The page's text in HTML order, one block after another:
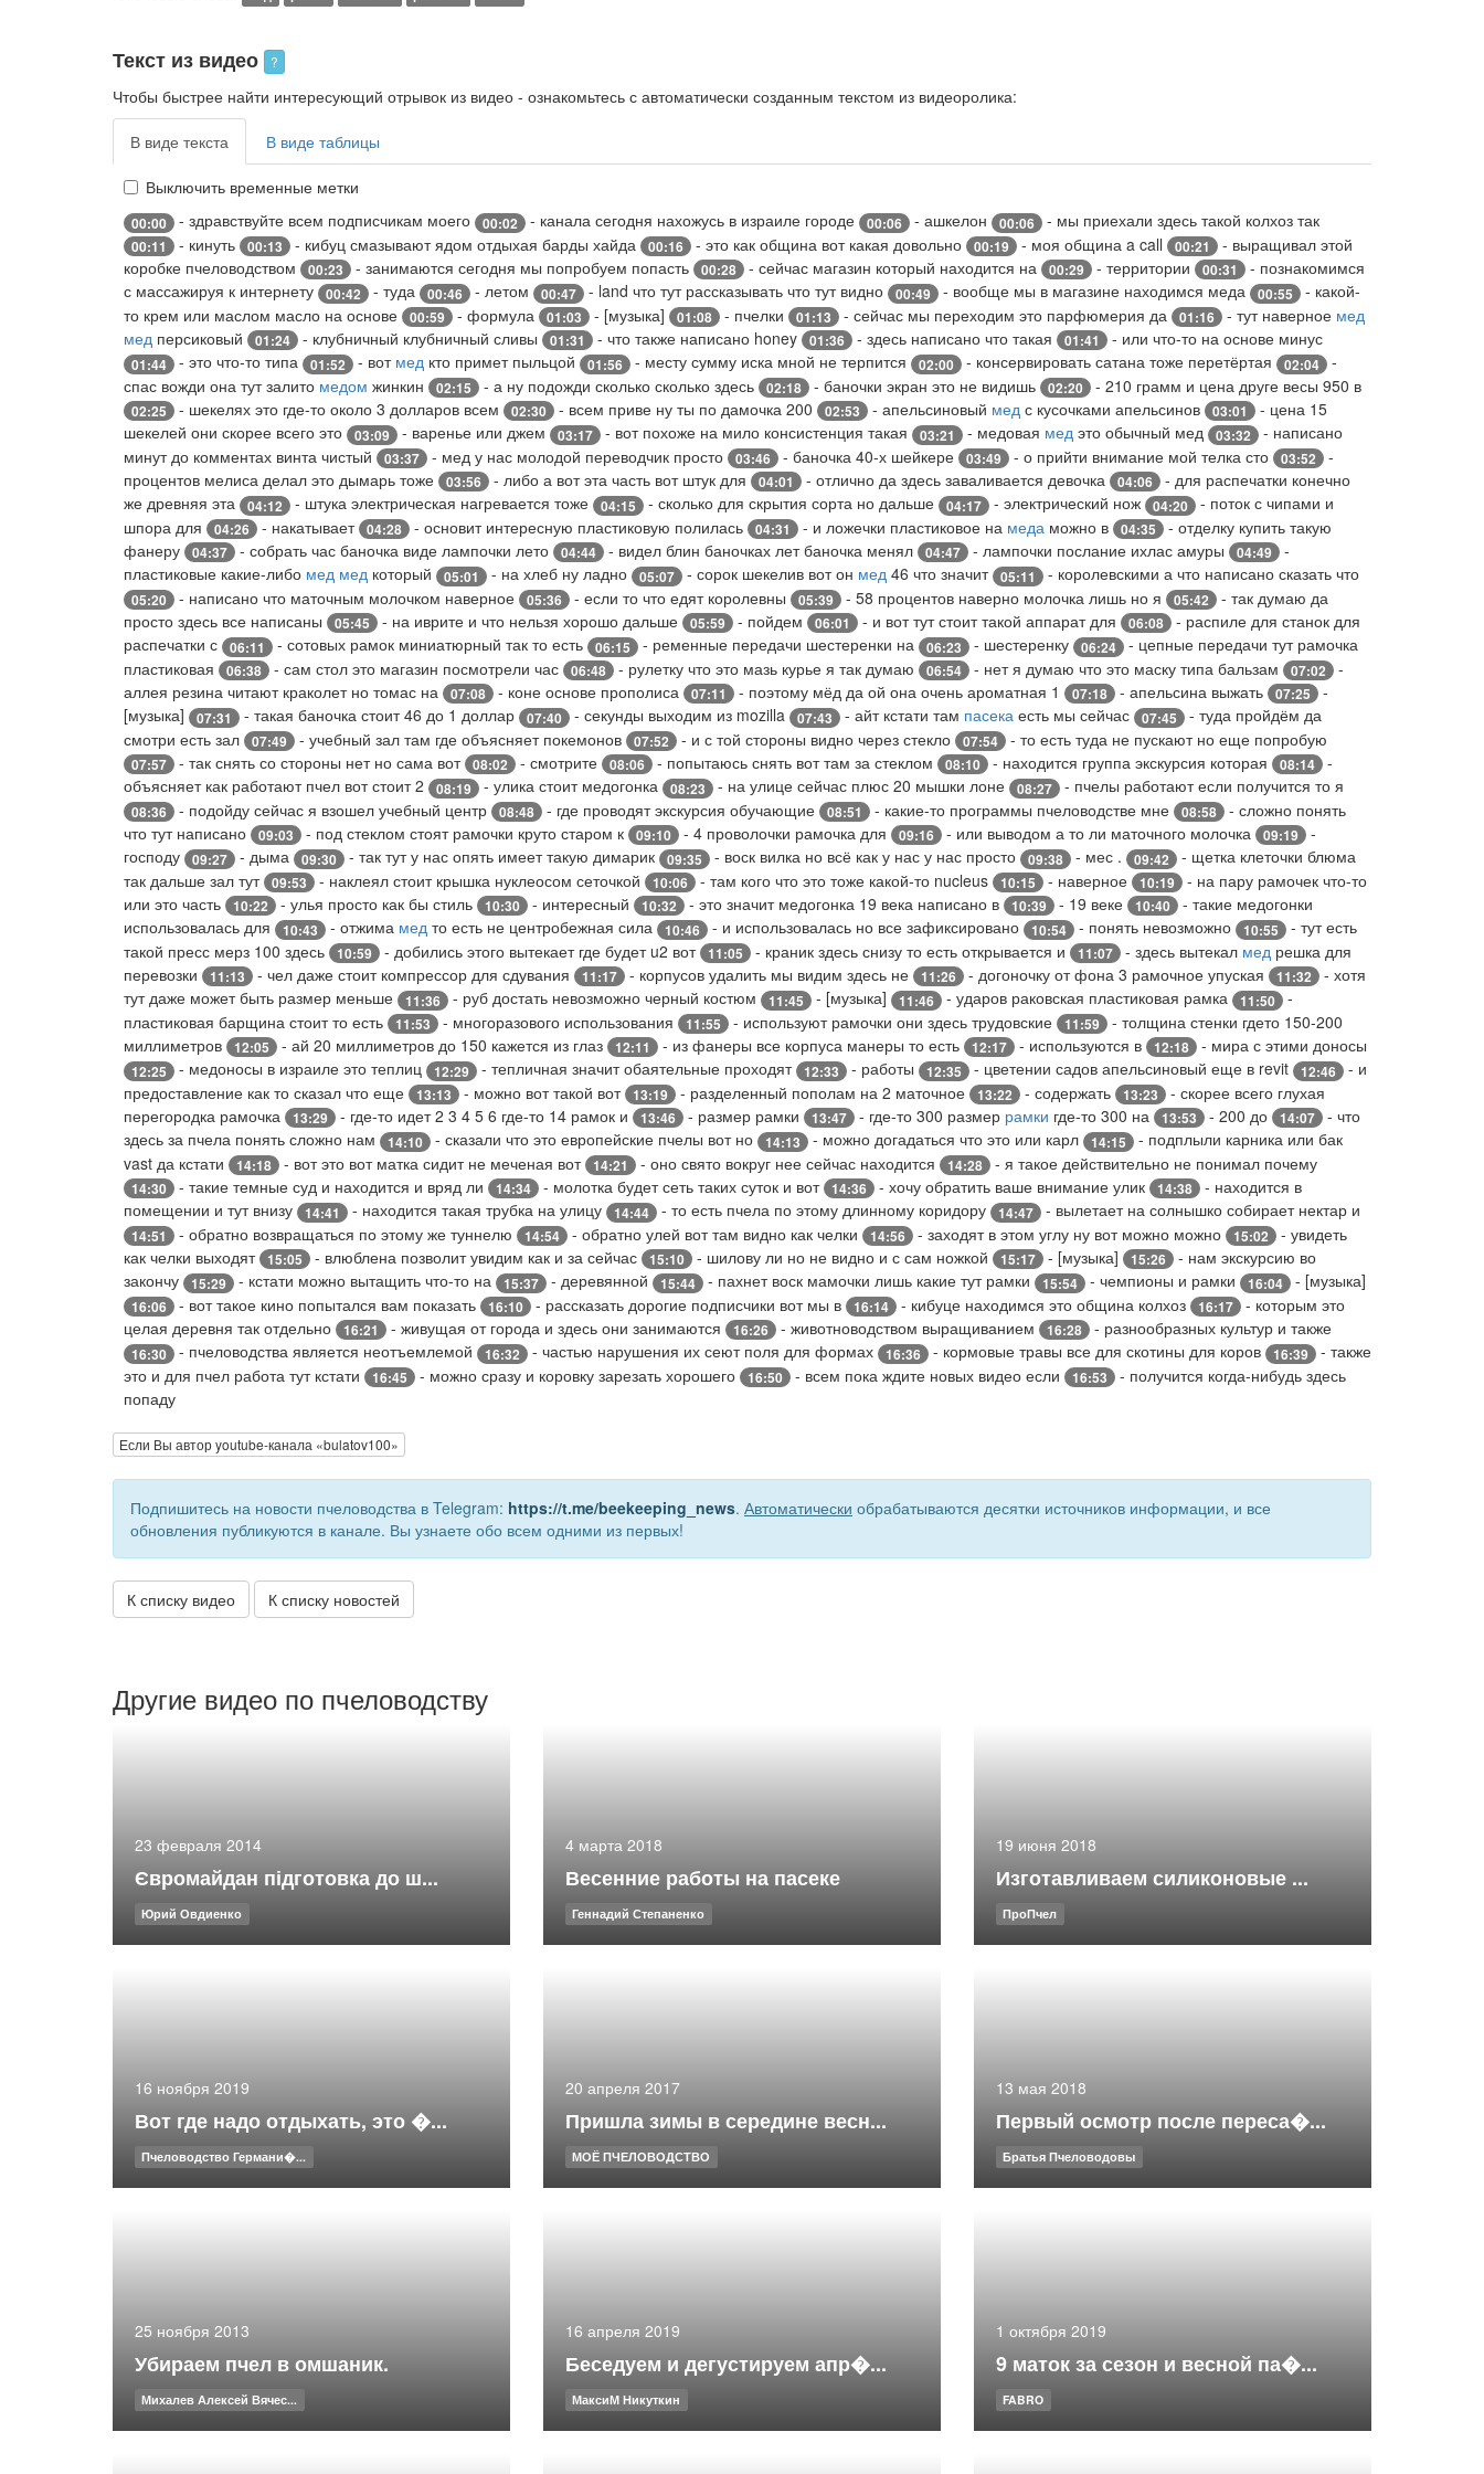
Текст из видео ?
Чтобы быстрее найти интересующий отрывок из видео - ознакомьтесь с автоматически созданным текстом из видеоролика:
В виде текста В виде таблицы
Выключить временные метки
00:00 - здравствуйте всем подписчикам моего 00:02 - канала сегодня нахожусь в израиле городе 00:06 - ашкелон 00:06 - мы приехали здесь такой колхоз так
00:11 - кинуть 00:13 - кибуц смазывают ядом отдыхая барды хайда 00:16 - это как община вот какая довольно 00:19 - моя община a call 00:21
- выращивал этой
коробке пчеловодством
00:23 - занимаются сегодня мы попробуем попасть 00:28 - сейчас магазин который находится на 00:29 - территории 00:31
- познакомимся
с массажируя к интернету
00:42 - туда 00:46 - летом 00:47 - land что тут рассказывать что тут видно 00:49 - вообще мы в магазине находимся меда 00:55
- какой-
то крем или маслом масло на основе
00:59 - формула 01:03 - [музыка] 01:08 - пчелки 01:13 - сейчас мы переходим это парфюмерия да 01:16 - тут наверное мед
мед персиковый 01:24 - клубничный клубничный сливы 01:31 - что также написано honey 01:36 - здесь написано что такая 01:41 - или что-то на основе минус
01:44 - это что-то типа 01:52 - вот мед кто примет пыльцой 01:56 - месту сумму иска мной не терпится 02:00 - консервировать сатана тоже перетёртая 02:04
-
спас вожди она тут залито медом жинкин 02:15 - а ну подожди сколько сколько здесь 02:18 - баночки экран это не видишь 02:20 - 210 грамм и цена друге весы 950 в
02:25 - шекелях это где-то около 3 долларов всем 02:30 - всем приве ну ты по дамочка 200 02:53 - апельсиновый мед с кусочками апельсинов 03:01
- цена 15
шекелей они скорее всего это
03:09 - варенье или джем 03:17 - вот похоже на мило консистенция такая 03:21 - медовая мед это обычный мед 03:32
- написано
минут до комментах винта чистый
03:37 - мед у нас молодой переводчик просто 03:46 - баночка 40-х шейкере 03:49 - о прийти внимание мой телка сто 03:52
-
процентов мелиса делал это дымарь тоже
03:56 - либо а вот эта часть вот штук для 04:01 - отлично да здесь заваливается девочка 04:06
- для распечатки конечно
же древняя эта
04:12 - штука электрическая нагревается тоже 04:15 - сколько для скрытия сорта но дальше 04:17 - электрический нож 04:20
- поток с чипами и
шпора для
04:26 - накатывает 04:28 - основит интересную пластиковую полилась 04:31 - и ложечки пластиковое на меда можно в 04:35
- отделку купить такую
фанеру
04:37 - собрать час баночка виде лампочки лето 04:44 - видел блин баночках лет баночка менял 04:47 - лампочки послание ихлас амуры 04:49
-
пластиковые какие-либо мед мед который 05:01 - на хлеб ну ладно 05:07 - сорок шекелив вот он мед 46 что значит 05:11 - королевскими а что написано сказать что
05:20 - написано что маточным молочком наверное 05:36 - если то что едят королевны 05:39 - 58 процентов наверно молочка лишь но я 05:42
- так думаю да
просто здесь все написаны
05:45 - на иврите и что нельзя хорошо дальше 05:59 - пойдем 06:01 - и вот тут стоит такой аппарат для 06:08
- распиле для станок для
распечатки с
06:11 - сотовых рамок миниатюрный так то есть 06:15 - ременные передачи шестеренки на 06:23 - шестеренку 06:24
- цепные передачи тут рамочка
пластиковая
06:38 - сам стол это магазин посмотрели час 06:48 - рулетку что это мазь курье я так думаю 06:54 - нет я думаю что это маску типа бальзам 07:02
-
аллея резина читают краколет но томас на
07:08 - коне основе прополиса 07:11 - поэтому мёд да ой она очень ароматная 1 07:18 - апельсина выжать 07:25
-
[музыка]
07:31 - такая баночка стоит 46 до 1 доллар 07:40 - секунды выходим из mozilla 07:43 - айт кстати там пасека есть мы сейчас 07:45
- туда пройдём да
смотри есть зал
07:49 - учебный зал там где объясняет покемонов 07:52 - и с той стороны видно через стекло 07:54 - то есть туда не пускают но еще попробую
07:57 - так снять со стороны нет но сама вот 08:02 - смотрите 08:06 - попытаюсь снять вот там за стеклом 08:10 - находится группа экскурсия которая 08:14
-
объясняет как работают пчел вот стоит 2
08:19 - улика стоит медогонка 08:23 - на улице сейчас плюс 20 мышки лоне 08:27 - пчелы работают если получится то я
08:36 - подойду сейчас я взошел учебный центр 08:48 - где проводят экскурсия обучающие 08:51 - какие-то программы пчеловодстве мне 08:58
- сложно понять
что тут написано
09:03 - под стеклом стоят рамочки круто старом к 09:10 - 4 проволочки рамочка для 09:16 - или выводом а то ли маточного молочка 09:19
-
господу
09:27 - дыма 09:30 - так тут у нас опять имеет такую димарик 09:35 - воск вилка но всё как у нас у нас просто 09:38 - мес . 09:42
- щетка клеточки блюма
так дальше зал тут 09:53 - наклеял стоит крышка нуклеосом сеточкой 10:06 - там кого что это тоже какой-то nucleus 10:15 - наверное 10:19
- на пару рамочек что-то
или это часть
10:22 - улья просто как бы стиль 10:30 - интересный 10:32 - это значит медогонка 19 века написано в 10:39 - 19 веке 10:40
- такие медогонки
использовалась для
10:43 - отжима мед то есть не центробежная сила 10:46 - и использовалась но все зафиксировано 10:54 - понять невозможно 10:55
- тут есть
такой пресс мерз 100 здесь
10:59 - добились этого вытекает где будет u2 вот 11:05 - краник здесь снизу то есть открывается и 11:07 - здесь вытекал мед решка для
перевозки
11:13 - чел даже стоит компрессор для сдувания 11:17 - корпусов удалить мы видим здесь не 11:26 - догоночку от фона 3 рамочное упуская 11:32
- хотя
тут даже может быть размер меньше
11:36 - руб достать невозможно черный костюм 11:45 - [музыка] 11:46 - ударов раковская пластиковая рамка 11:50
-
пластиковая барщина стоит то есть
11:53 - многоразового использования 11:55 - используют рамочки они здесь трудовские 11:59
- толщина стенки гдето 150-200
миллиметров
12:05 - ай 20 миллиметров до 150 кажется из глаз 12:11 - из фанеры все корпуса манеры то есть 12:17 - используются в 12:18 - мира с этими доносы
12:25 - медоносы в израиле это теплиц 12:29 - тепличная значит обаятельные проходят 12:33 - работы 12:35 - цветении садов апельсиновый еще в revit 12:46
- и
предоставление как то сказал что еще
13:13 - можно вот такой вот 13:19 - разделенный пополам на 2 маточное 13:22 - содержать 13:23
- скорее всего глухая
перегородка рамочка
13:29 - где-то идет 2 3 4 5 6 где-то 14 рамок и 13:46 - размер рамки 13:47 - где-то 300 размер рамки где-то 300 на 13:53 - 200 до 14:07
- что
здесь за пчела понять сложно нам
14:10 - сказали что это европейские пчелы вот но 14:13 - можно догадаться что это или карл 14:15
- подплыли карника или бак
vast да кстати
14:18 - вот это вот матка сидит не меченая вот 14:21 - оно свято вокруг нее сейчас находится 14:28 - я такое действительно не понимал почему
14:30 - такие темные суд и находится и вряд ли 14:34 - молотка будет сеть таких суток и вот 14:36 - хочу обратить ваше внимание улик 14:38
- находится в
помещении и тут внизу
14:41 - находится такая трубка на улицу 14:44 - то есть пчела по этому длинному коридору 14:47 - вылетает на солнышко собирает нектар и
14:51 - обратно возвращаться по этому же туннелю 14:54 - обратно улей вот там видно как челки 14:56 - заходят в этом углу ну вот можно можно 15:02
- увидеть
как челки выходят 15:05 - влюблена позволит увидим как и за сейчас 15:10 - шилову ли но не видно и с сам ножкой 15:17 - [музыка] 15:26
- нам экскурсию во
закончу
15:29 - кстати можно вытащить что-то на 15:37 - деревянной 15:44 - пахнет воск мамочки лишь какие тут рамки 15:54 - чемпионы и рамки 16:04 - [музыка]
16:06 - вот такое кино попытался вам показать 16:10 - рассказать дорогие подписчики вот мы в 16:14 - кибуце находимся это община колхоз 16:17
- которым это
целая деревня так отдельно
16:21 - живущая от города и здесь они занимаются 16:26 - животноводством выращиванием 16:28 - разнообразных культур и также
16:30 - пчеловодства является неотъемлемой 16:32 - частью нарушения их сеют поля для формах 16:36 - кормовые травы все для скотины для коров 16:39
- также
это и для пчел работа тут кстати
16:45 - можно сразу и коровку зарезать хорошего 16:50 - всем пока ждите новых видео если 16:53
- получится когда-нибудь здесь
попаду
Если Вы автор youtube-канала «bulatov100»
Подпишитесь на новости пчеловодства в Telegram: https://t.me/beekeeping_news. Автоматически обрабатываются десятки источников информации, и все
обновления публикуются в канале. Вы узнаете обо всем одними из первых!
К списку видео К списку новостей
Другие видео по пчеловодству
23 февраля 2014
Євромайдан підготовка до ш...
Юрий Овдиенко
4 марта 2018
Весенние работы на пасеке
Геннадий Степаненко
19 июня 2018
Изготавливаем силиконовые ...
ПроПчел
16 ноября 2019
Вот где надо отдыхать, это �...
Пчеловодство Германи�...
20 апреля 2017
Пришла зимы в середине весн...
МОЁ ПЧЕЛОВОДСТВО
13 мая 2018
Первый осмотр после переса�...
Братья Пчеловодовы
25 ноября 2013
Убираем пчел в омшаник.
Михалев Алексей Вячес...
16 апреля 2019
Беседуем и дегустируем апр�...
МаксиМ Никуткин
1 октября 2019
9 маток за сезон и весной па�...
FABRO